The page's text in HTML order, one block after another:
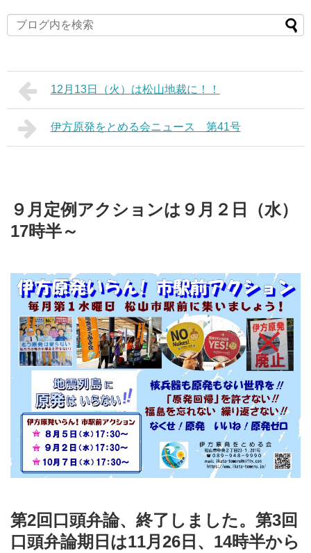
12月13日（火）は松山地裁に！！
伊方原発をとめる会ニュース 第41号
９月定例アクションは９月２日（水）
17時半～
第2回口頭弁論、終了しました。第3回
口頭弁論期日は11月26日、14時半から